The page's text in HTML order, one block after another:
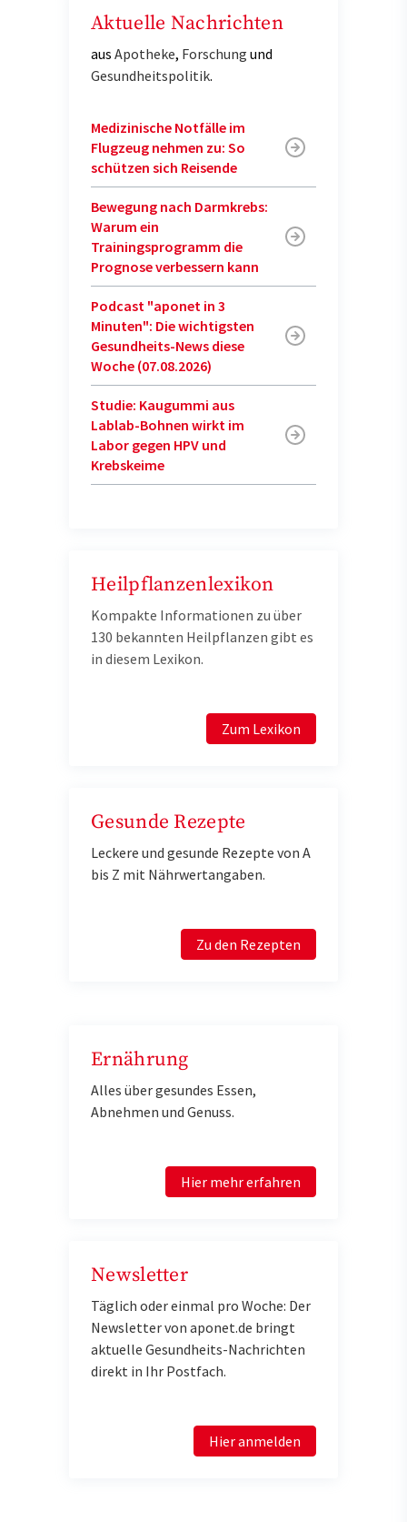
Aktuelle Nachrichten
aus Apotheke, Forschung und
Gesundheitspolitik.
Medizinische Notfälle im
Flugzeug nehmen zu: So
schützen sich Reisende
Bewegung nach Darmkrebs:
Warum ein
Trainingsprogramm die
Prognose verbessern kann
Podcast "aponet in 3
Minuten": Die wichtigsten
Gesundheits-News diese
Woche (07.08.2026)
Studie: Kaugummi aus
Lablab-Bohnen wirkt im
Labor gegen HPV und
Krebskeime
Heilpflanzenlexikon
Kompakte Informationen zu über
130 bekannten Heilpflanzen gibt es
in diesem Lexikon.
Zum Lexikon
Gesunde Rezepte
Leckere und gesunde Rezepte von A
bis Z mit Nährwertangaben.
Zu den Rezepten
Ernährung
Alles über gesundes Essen,
Abnehmen und Genuss.
Hier mehr erfahren
Newsletter
Täglich oder einmal pro Woche: Der
Newsletter von aponet.de bringt
aktuelle Gesundheits-Nachrichten
direkt in Ihr Postfach.
Hier anmelden